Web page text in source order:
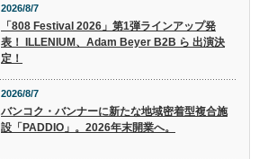
2026/8/7
「808 Festival 2026」第1弾ラインアップ発
表！ ILLENIUM、Adam Beyer B2B ら 出演決
定！
2026/8/7
バンコク・バンナーに新たな地域密着型複合施
設「PADDIO」。2026年末開業へ。